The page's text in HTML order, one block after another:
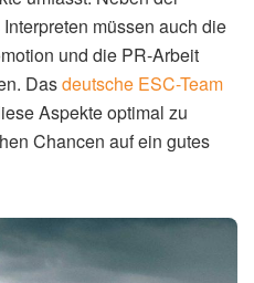
müssen auch die
und die PR-Arbeit
Dasdeutsche ESC-Team
Aspekte optimal zu
Chancen auf ein gutes